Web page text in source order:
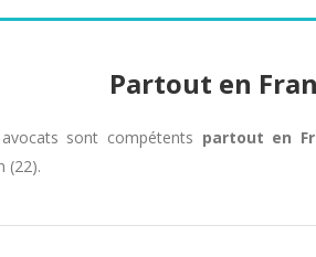
Partout en
sont compétents partout en
(22).